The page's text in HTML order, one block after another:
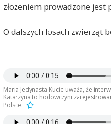
złożeniem prowadzone jest
O dalszych losach zwierząt
Maria Jedynasta-Kucio uważa, że
Katarzyna to hodowczyni
Polsce.